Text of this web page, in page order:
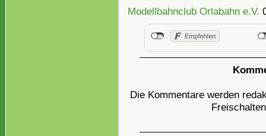
Modellbahnclub Orlabahn e.V.
Die Kommentare werden